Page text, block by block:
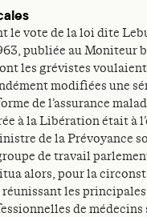
le vote de la loi dite
publiée au Moniteur
les grévistes
modifiées une
de l’assurance
à la Libération était à
de la Prévoyance
de travail
alors, pour la
les principales
de médecins